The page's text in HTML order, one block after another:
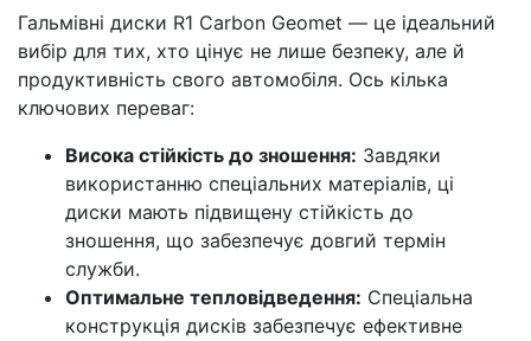
Гальмівні диски R1 Carbon Geomet — це ідеальний
вибір для тих, хто цінує не лише безпеку, але й
продуктивність свого автомобіля. Ось кілька
ключових переваг:
Висока стійкість до зношення: Завдяки
використанню спеціальних матеріалів, ці
диски мають підвищену стійкість до
зношення, що забезпечує довгий термін
служби.
Оптимальне тепловідведення: Спеціальна
конструкція дисків забезпечує ефективне